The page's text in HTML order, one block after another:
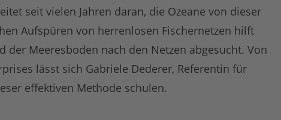
seit vielen Jahren daran, die Ozeane von dieser
Aufspüren von herrenlosen Fischernetzen hilft
der Meeresboden nach den Netzen abgesucht. Von
lässt sich Gabriele Dederer, Referentin für
effektiven Methode schulen.